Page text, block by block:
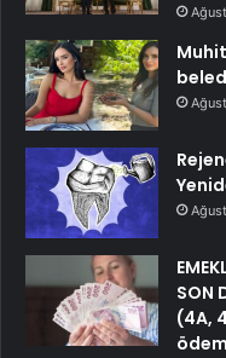
SON
(4A,